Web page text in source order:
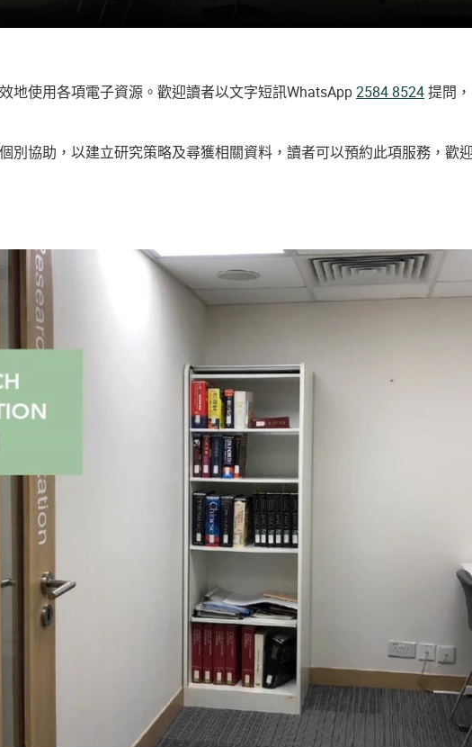
地使用各項電子資源。歡迎讀者以文字短訊WhatsApp2584 8524提問
別協助，以建立研究策略及尋獲相關資料，讀者可以預約此項服務，歡